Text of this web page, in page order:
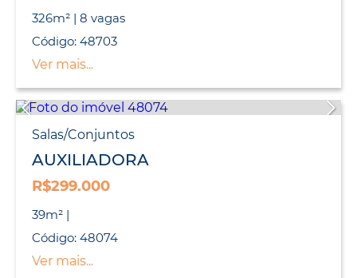
326m² | 8 vagas
Código: 48703
Ver mais...
Salas/Conjuntos
AUXILIADORA
R$299.000
39m² |
Código: 48074
Ver mais...